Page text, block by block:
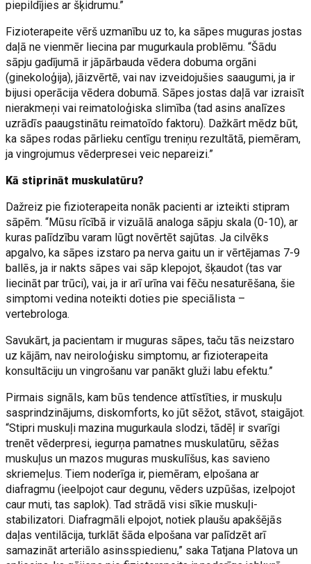
piepildījies ar šķidrumu.”
Fizioterapeite vērš uzmanību uz to, ka sāpes muguras jostas
daļā ne vienmēr liecina par mugurkaula problēmu. “Šādu
sāpju gadījumā ir jāpārbauda vēdera dobuma orgāni
(ginekoloģija), jāizvērtē, vai nav izveidojušies saaugumi, ja ir
bijusi operācija vēdera dobumā. Sāpes jostas daļā var izraisīt
nierakmeņi vai reimatoloģiska slimība (tad asins analīzes
uzrādīs paaugstinātu reimatoīdo faktoru). Dažkārt mēdz būt,
ka sāpes rodas pārlieku centīgu treniņu rezultātā, piemēram,
ja vingrojumus vēderpresei veic nepareizi.”
Kā stiprināt muskulatūru?
Dažreiz pie fizioterapeita nonāk pacienti ar izteikti stipram
sāpēm. “Mūsu rīcībā ir vizuālā analoga sāpju skala (0-10), ar
kuras palīdzību varam lūgt novērtēt sajūtas. Ja cilvēks
apgalvo, ka sāpes izstaro pa nerva gaitu un ir vērtējamas 7-9
ballēs, ja ir nakts sāpes vai sāp klepojot, šķaudot (tas var
liecināt par trūci), vai, ja ir arī urīna vai fēču nesaturēšana, šie
simptomi vedina noteikti doties pie speciālista –
vertebrologa.
Savukārt, ja pacientam ir muguras sāpes, taču tās neizstaro
uz kājām, nav neiroloģisku simptomu, ar fizioterapeita
konsultāciju un vingrošanu var panākt gluži labu efektu.”
Pirmais signāls, kam būs tendence attīstīties, ir muskuļu
sasprindzinājums, diskomforts, ko jūt sēžot, stāvot, staigājot.
“Stipri muskuļi mazina mugurkaula slodzi, tādēļ ir svarīgi
trenēt vēderpresi, iegurņa pamatnes muskulatūru, sēžas
muskuļus un mazos muguras muskulīšus, kas savieno
skriemeļus. Tiem noderīga ir, piemēram, elpošana ar
diafragmu (ieelpojot caur degunu, vēders uzpūšas, izelpojot
caur muti, tas saplok). Tad strādā visi sīkie muskuļi-
stabilizatori. Diafragmāli elpojot, notiek plaušu apakšējās
daļas ventilācija, turklāt šāda elpošana var palīdzēt arī
samazināt arteriālo asinsspiedienu,” saka Tatjana Platova un